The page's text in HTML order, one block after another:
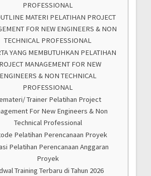
PROFESSIONAL
MATERI PELATIHAN PROJECT
FOR NEW ENGINEERS & NON
TECHNICAL PROFESSIONAL
YANG MEMBUTUHKAN PELATIHAN
MANAGEMENT FOR NEW
ENGINEERS & NON TECHNICAL
PROFESSIONAL
Trainer Pelatihan Project
For New Engineers & Non
Technical Professional
Pelatihan Perencanaan Proyek
Pelatihan Perencanaan Anggaran
Proyek
Training Terbaru di Tahun 2026